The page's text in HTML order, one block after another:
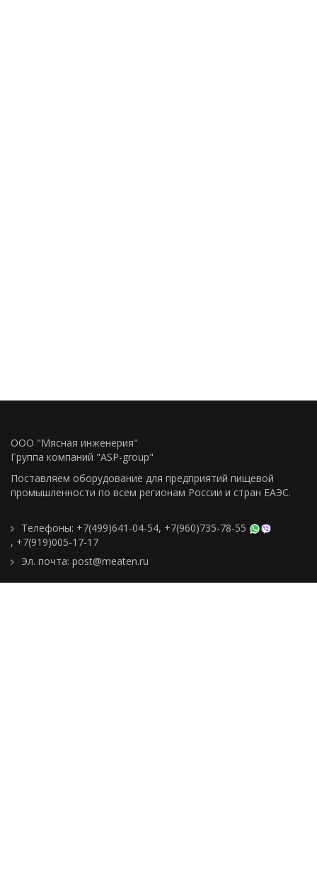
ООО "Мясная инженерия"
Группа компаний "ASP-group"
Поставляем оборудование для предприятий пищевой
промышленности по всем регионам Росcии и стран ЕАЭС.
Телефоны: +7(499)641-04-54, +7(960)735-78-55
, +7(919)005-17-17
Эл. почта: post@meaten.ru